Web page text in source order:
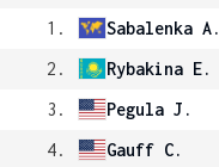
1.
Sabalenka A.
2.
Rybakina E.
3.
Pegula J.
4.
Gauff C.